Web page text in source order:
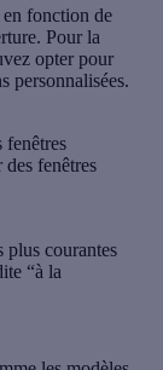
fonction de
Pour la
opter pour
personnalisées.
fenêtres
fenêtres
plus courantes
“à la